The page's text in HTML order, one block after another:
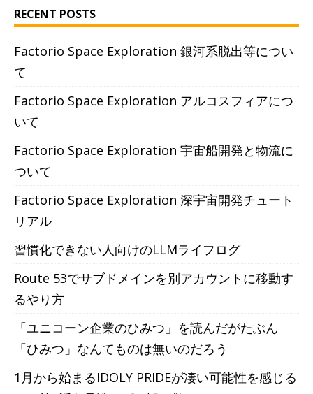
RECENT POSTS
Factorio Space Exploration 銀河系脱出等につい
て
Factorio Space Exploration アルコスフィアにつ
いて
Factorio Space Exploration 宇宙船開発と物流に
ついて
Factorio Space Exploration 深宇宙開発チュート
リアル
習慣化できない人向けのLLMライフログ
Route 53でサブドメインを別アカウントに移動す
るやり方
「ユニコーン企業のひみつ」を読んだがたぶん
「ひみつ」なんてものは無いのだろう
1月から始まるIDOLY PRIDEが凄い可能性を感じる